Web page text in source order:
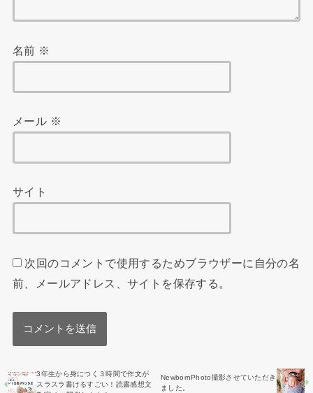
名前 ※
メール ※
サイト
次回のコメントで使用するためブラウザーに自分の名
前、メールアドレス、サイトを保存する。
3年生から身につく３時間で作文が
スラスラ書けるすごい！読書感想文
NewbornPhoto撮影させていただき
ました。